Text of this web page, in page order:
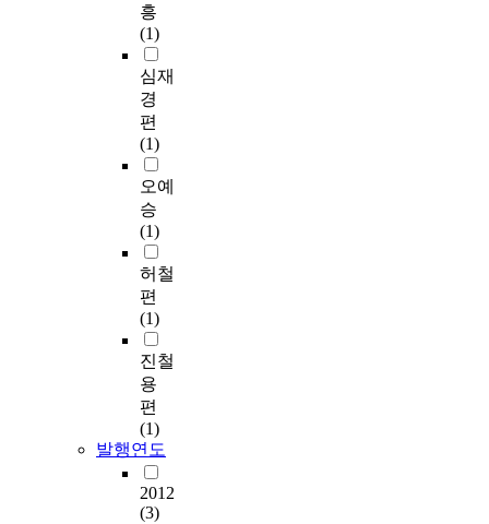
흥
(1)
심재
경
편
(1)
오예
승
(1)
허철
편
(1)
진철
용
편
(1)
발행연도
2012
(3)